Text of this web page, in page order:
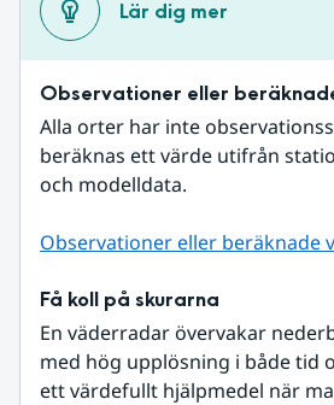
Lär dig mer
Observationer eller
Alla orter har inte
beräknas ett värde utifrån
och modelldata.
Observationer eller beräknade
Få koll på skurarna
En väderradar övervakar
med hög upplösning i både tid
ett värdefullt hjälpmedel när